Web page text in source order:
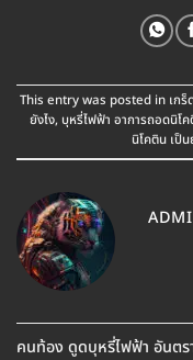
This entry was posted in เก
ยังไง, บุหรี่ไฟฟ้า อาการถอดนิโ
นิโคติน เป็น
คนท้อง ดูดบุหรี่ไฟฟ้า อันตร